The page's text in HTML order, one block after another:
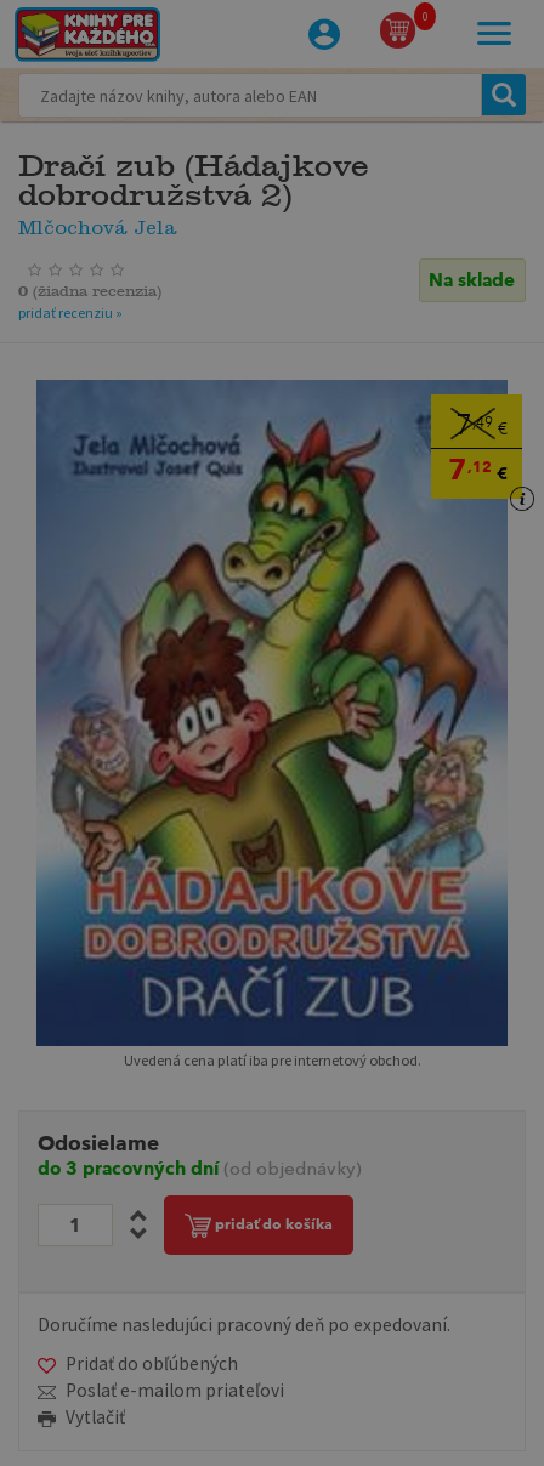
0
Dračí zub (Hádajkove
dobrodružstvá 2)
Mlčochová Jela
Na sklade
0 (žiadna recenzia)
pridať recenziu »
7,49 €
7,12 €
Uvedená cena platí iba pre internetový obchod.
Odosielame
do 3 pracovných dní (od objednávky)
pridať do košíka
Doručíme nasledujúci pracovný deň po expedovaní.
Pridať do obľúbených
Poslať e-mailom priateľovi
Vytlačiť